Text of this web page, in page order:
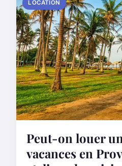
LOCATION
Peut-on louer
vacances en